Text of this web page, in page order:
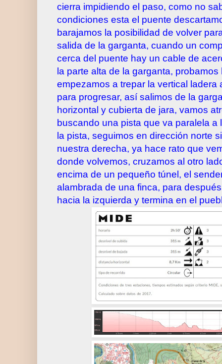
cierra impidiendo el paso, como no
condiciones esta el puente
barajamos la posibilidad de volver
salida de la garganta, cuando un
cerca del puente hay un cable de
la parte alta de la garganta,
empezamos a trepar la vertical
para progresar, así salimos de la
horizontal y cubierta de jara, vamos
buscando una pista que va paralela a
la pista, seguimos en dirección norte
nuestra derecha, ya hace rato que
donde volvemos, cruzamos al otro
encima de un pequeño túnel, el
alambrada de una finca, para
hacia la izquierda y termina en el